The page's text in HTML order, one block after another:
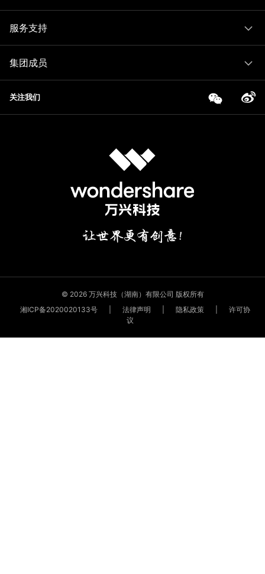
服务支持
集团成员
关注我们
© 2026 万兴科技（湖南）有限公司 版权所有
湘ICP备2020020133号
法律声明 隐私政策
许可协
议